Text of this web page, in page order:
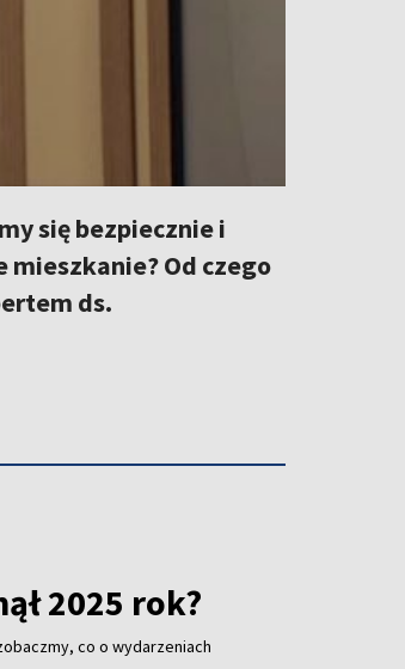
się bezpiecznie i
mieszkanie? Od czego
ds.
2025 rok?
co o wydarzeniach